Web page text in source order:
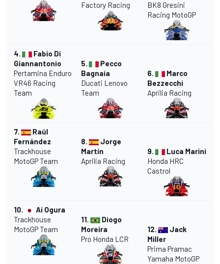
Factory Racing
BK8 Gresini
Racing MotoGP
4.
Fabio Di
Giannantonio
Pertamina Enduro
VR46 Racing
Team
5.
Pecco
Bagnaia
Ducati Lenovo
Team
6.
Marco
Bezzecchi
Aprilia Racing
7.
Raúl
Fernández
Trackhouse
MotoGP Team
8.
Jorge
Martín
Aprilia Racing
9.
Luca Marini
Honda HRC
Castrol
10.
Ai Ogura
Trackhouse
MotoGP Team
11.
Diogo
Moreira
Pro Honda LCR
12.
Jack
Miller
Prima Pramac
Yamaha MotoGP